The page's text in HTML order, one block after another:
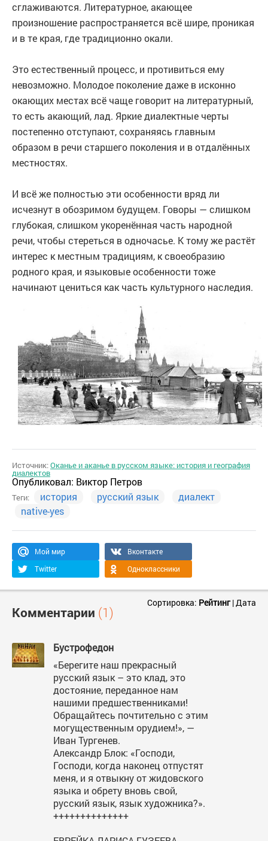
сглаживаются. Литературное, акающее
произношение распространяется всё шире, проникая
и в те края, где традиционно окали.
Это естественный процесс, и противиться ему
невозможно. Молодое поколение даже в исконно
окающих местах всё чаще говорит на литературный,
то есть акающий, лад. Яркие диалектные черты
постепенно отступают, сохраняясь главным
образом в речи старшего поколения и в отдалённых
местностях.
И всё же полностью эти особенности вряд ли
исчезнут в обозримом будущем. Говоры — слишком
глубокая, слишком укоренённая часть народной
речи, чтобы стереться в одночасье. К тому же растёт
интерес к местным традициям, к своеобразию
родного края, и языковые особенности тоже
начинают цениться как часть культурного наследия.
Источник:Оканье и аканье в русском языке: история и география
диалектов
Опубликовал: Виктор Петров
Теги: история русский язык
диалект
native-yes
Мой мир
Вконтакте
Twitter
Одноклассники
Комментарии (1)
Сортировка: Рейтинг|Дата
Бустрофедон
«Берегите наш прекрасный
русский язык – это клад, это
достояние, переданное нам
нашими предшественниками!
Обращайтесь почтительно с этим
могущественным орудием!», —
Иван Тургенев.
Александр Блок: «Господи,
Господи, когда наконец отпустят
меня, и я отвыкну от жидовского
языка и обрету вновь свой,
русский язык, язык художника?».
++++++++++++++